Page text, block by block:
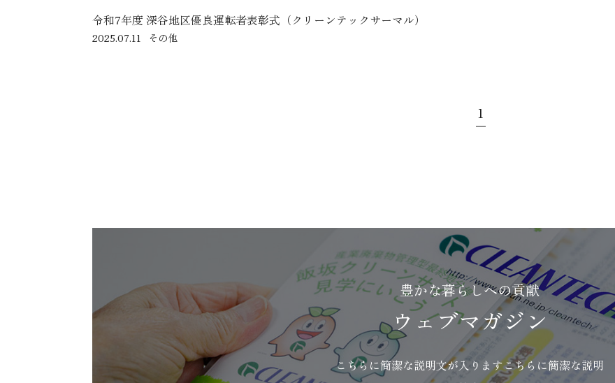
令和7年度 深谷地区優良運転者表彰式（クリーンテックサーマル）
2025.07.11 その他
1
豊かな暮らしへの貢献
ウェブマガジン
こちらに簡潔な説明文が入りますこちらに簡潔な説明